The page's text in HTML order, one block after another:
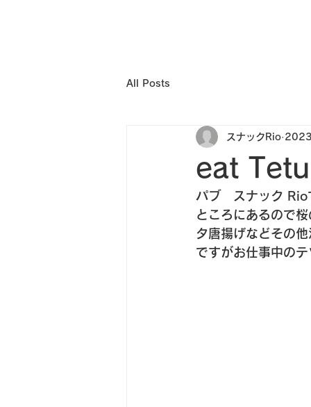
All Posts
eat
スナックRio
パブ　スナック
ところにあるので
タ唐揚げなどその
ですがお仕事中の